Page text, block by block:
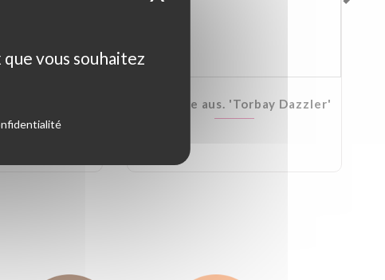
Cordyline aus. 'Torbay Dazzler'
vous souhaitez